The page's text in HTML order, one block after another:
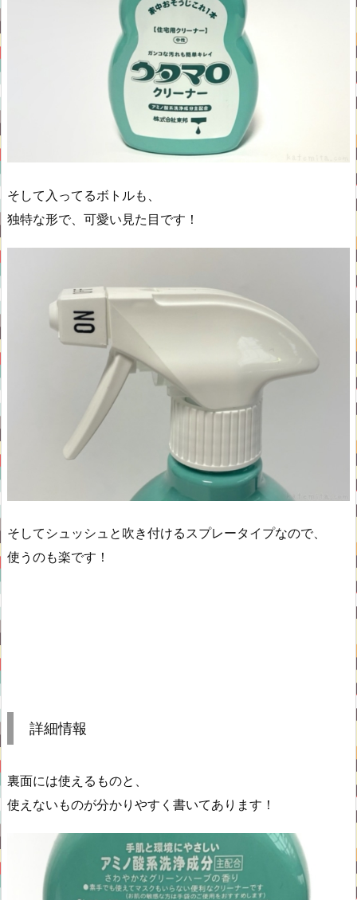
そして入ってるボトルも、
独特な形で、可愛い見た目です！
そしてシュッシュと吹き付けるスプレータイプなので、
使うのも楽です！
詳細情報
裏面には使えるものと、
使えないものが分かりやすく書いてあります！